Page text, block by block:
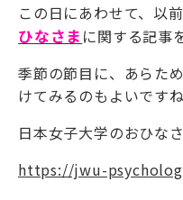
この日にあわせて、以
ひなさま に関する記事
季節の節目に、あらた
けてみるのもよいです
日本女子大学のおひな
https://jwu-